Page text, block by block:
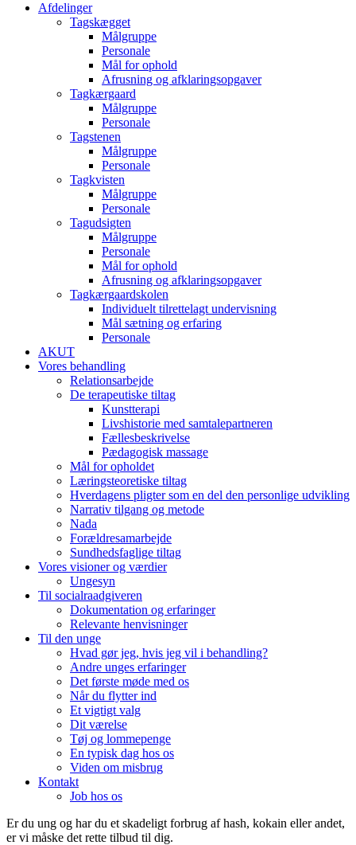
Afdelinger
Tagskægget
Målgruppe
Personale
Mål for ophold
Afrusning og afklaringsopgaver
Tagkærgaard
Målgruppe
Personale
Tagstenen
Målgruppe
Personale
Tagkvisten
Målgruppe
Personale
Tagudsigten​
Målgruppe
Personale
Mål for ophold
Afrusning og afklaringsopgaver
Tagkærgaardskolen​
Individuelt tilrettelagt undervisning
Mål sætning og erfaring
Personale
AKUT
Vores behandling
Relationsarbejde
De terapeutiske tiltag
Kunstterapi
Livshistorie med samtalepartneren
Fællesbeskrivelse
Pædagogisk massage
Mål for opholdet
Læringsteoretiske tiltag
Hverdagens pligter som en del den personlige udvikling
Narrativ tilgang og metode
Nada
Forældresamarbejde
Sundhedsfaglige tiltag
Vores visioner og værdier​
Ungesyn
Til socialraadgiveren
Dokumentation og erfaringer
Relevante henvisninger
Til den unge
Hvad gør jeg, hvis jeg vil i behandling?
Andre unges erfaringer
Det første møde med os
Når du flytter ind
Et vigtigt valg
Dit værelse
Tøj og lommepenge
En typisk dag hos os
Viden om misbrug
Kontakt
Job hos os
Er du ung og har du et skadeligt forbrug af hash, kokain eller andet,
er vi måske det rette tilbud til dig.